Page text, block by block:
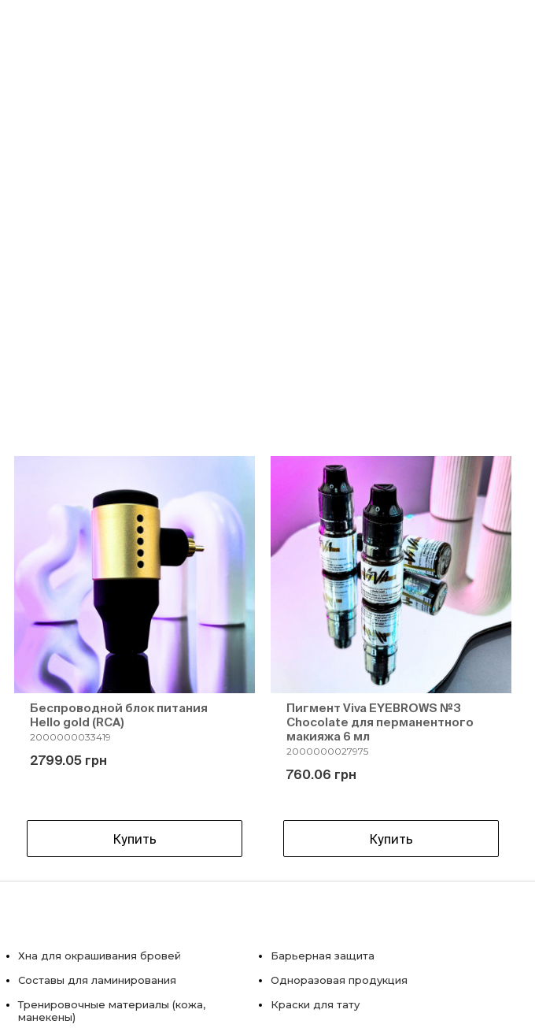
Беспроводной блок питания
Hello gold (RCA)
2000000033419
2799.05 грн
Купить
Пигмент Viva EYEBROWS №3
Chocolate для перманентного
макияжа 6 мл
2000000027975
760.06 грн
Купить
Хна для окрашивания бровей
Составы для ламинирования
Тренировочные материалы (кожа,
манекены)
Барьерная защита
Одноразовая продукция
Краски для тату